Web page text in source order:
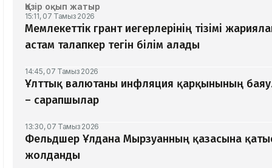
Қазір оқып жатыр
15:11, 07 Тамыз 2026
Мемлекеттік грант иегерлерінің тізімі
астам талапкер тегін білім алады
14:45, 07 Тамыз 2026
Ұлттық валютаны инфляция қарқынының
– сарапшылар
13:30, 07 Тамыз 2026
Фельдшер Ұлдана Мырзуанның қазасына
жолданды